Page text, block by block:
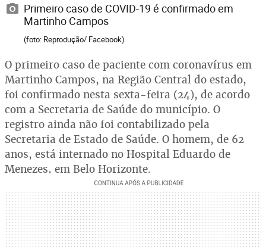
Primeiro caso de COVID-19 é confirmado em
Martinho Campos
(foto: Reprodução/ Facebook)
O primeiro caso de paciente com coronavírus em
Martinho Campos, na Região Central do estado,
foi confirmado nesta sexta-feira (24), de acordo
com a Secretaria de Saúde do município. O
registro ainda não foi contabilizado pela
Secretaria de Estado de Saúde. O homem, de 62
anos, está internado no Hospital Eduardo de
Menezes, em Belo Horizonte.